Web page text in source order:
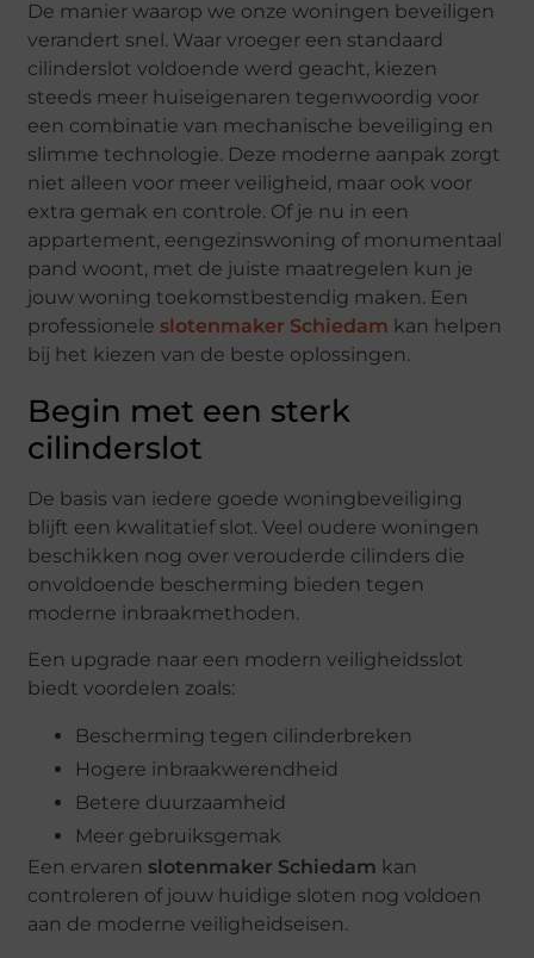
De manier waarop we onze woningen beveiligen
verandert snel. Waar vroeger een standaard
cilinderslot voldoende werd geacht, kiezen
steeds meer huiseigenaren tegenwoordig voor
een combinatie van mechanische beveiliging en
slimme technologie. Deze moderne aanpak zorgt
niet alleen voor meer veiligheid, maar ook voor
extra gemak en controle. Of je nu in een
appartement, eengezinswoning of monumentaal
pand woont, met de juiste maatregelen kun je
jouw woning toekomstbestendig maken. Een
professionele slotenmaker Schiedam kan helpen
bij het kiezen van de beste oplossingen.
Begin met een sterk
cilinderslot
De basis van iedere goede woningbeveiliging
blijft een kwalitatief slot. Veel oudere woningen
beschikken nog over verouderde cilinders die
onvoldoende bescherming bieden tegen
moderne inbraakmethoden.
Een upgrade naar een modern veiligheidsslot
biedt voordelen zoals:
Bescherming tegen cilinderbreken
Hogere inbraakwerendheid
Betere duurzaamheid
Meer gebruiksgemak
Een ervaren slotenmaker Schiedam kan
controleren of jouw huidige sloten nog voldoen
aan de moderne veiligheidseisen.